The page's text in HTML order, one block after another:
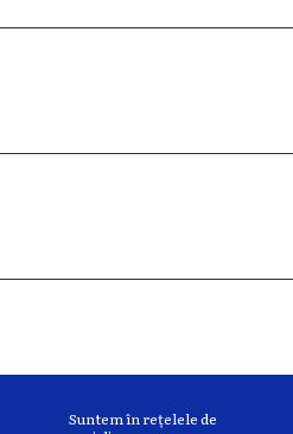
Suntem în rețelele de